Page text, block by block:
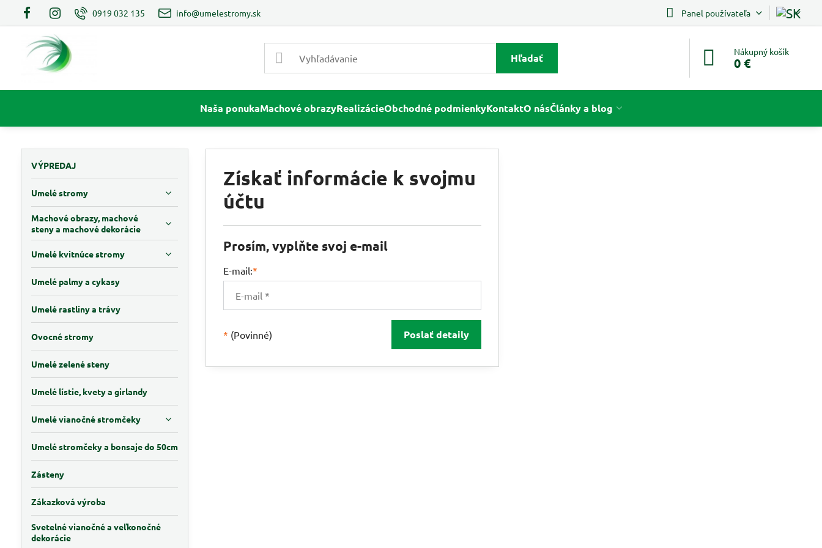
0919 032 135 info@umelestromy.sk Panel používateľa
Hľadať Nákupný košík
0 €
Naša ponukaMachové obrazyRealizácieObchodné podmienkyKontaktO násČlánky a blog
Získať informácie k svojmu
účtu
Prosím, vyplňte svoj e-mail
E-mail:*
* (Povinné) Poslať detaily
VÝPREDAJ
Umelé stromy
Machové obrazy, machové
steny a machové dekorácie
Umelé kvitnúce stromy
Umelé palmy a cykasy
Umelé rastliny a trávy
Ovocné stromy
Umelé zelené steny
Umelé lístie, kvety a girlandy
Umelé vianočné stromčeky
Umelé stromčeky a bonsaje do 50cm
Zásteny
Zákazková výroba
Svetelné vianočné a veľkonočné
dekorácie